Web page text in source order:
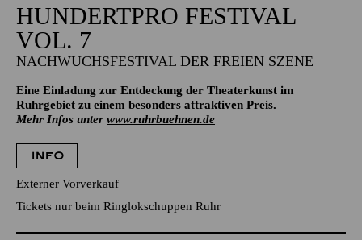
HUNDERTPRO FESTIVAL
VOL. 7
NACHWUCHSFESTIVAL DER FREIEN SZENE
Eine Einladung zur Entdeckung der Theaterkunst im
Ruhrgebiet zu einem besonders attraktiven Preis.
Mehr Infos unter www.ruhrbuehnen.de
INFO
Externer Vorverkauf
Tickets nur beim Ringlokschuppen Ruhr